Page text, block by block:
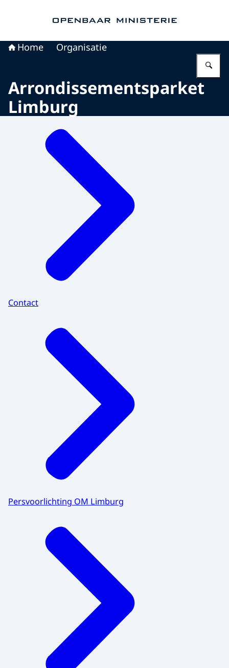
Home Organisatie
Arrondissementsparket
Limburg
Contact
Persvoorlichting OM Limburg